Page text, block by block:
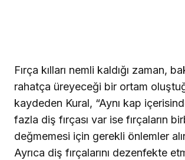
Fırça kılları nemli kaldığı zaman,
rahatça üreyeceği bir ortam
kaydeden Kural, “Aynı kap
fazla diş fırçası var ise fırçaların
değmemesi için gerekli önlemler
Ayrıca diş fırçalarını dezenfekte